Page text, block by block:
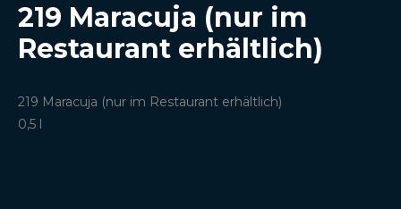
219 Maracuja (nur im
Restaurant erhältlich)
219 Maracuja (nur im Restaurant erhältlich)
0,5 l